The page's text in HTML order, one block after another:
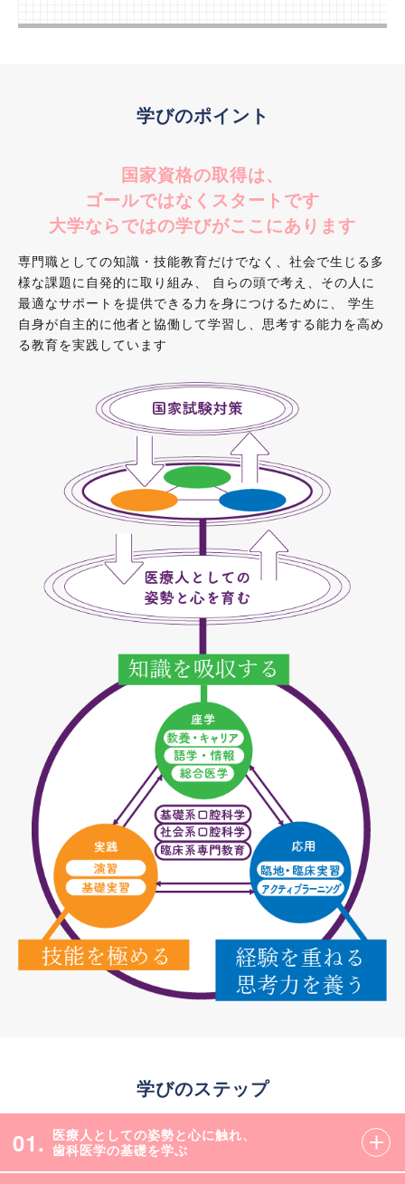
学びのポイント
国家資格の取得は、
ゴールではなくスタートです
大学ならではの学びがここにあります
専門職としての知識・技能教育だけでなく、社会で生じる多
様な課題に自発的に取り組み、
自らの頭で考え、その人に
最適なサポートを提供できる力を身につけるために、
学生
自身が自主的に他者と協働して学習し、思考する能力を高め
る教育を実践しています
学びのステップ
01. 医療人としての姿勢と心に触れ、
歯科医学の基礎を学ぶ